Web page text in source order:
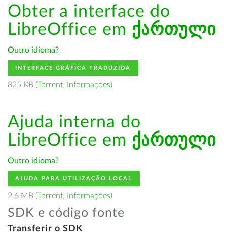
Obter a interface do
LibreOffice em ქართული
Outro idioma?
INTERFACE GRÁFICA TRADUZIDA
825 KB (Torrent, Informações)
Ajuda interna do
LibreOffice em ქართული
Outro idioma?
AJUDA PARA UTILIZAÇÃO LOCAL
2.6 MB (Torrent, Informações)
SDK e código fonte
Transferir o SDK